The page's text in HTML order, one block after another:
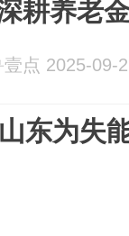
耕养老
壹点 2025-09-
东为失